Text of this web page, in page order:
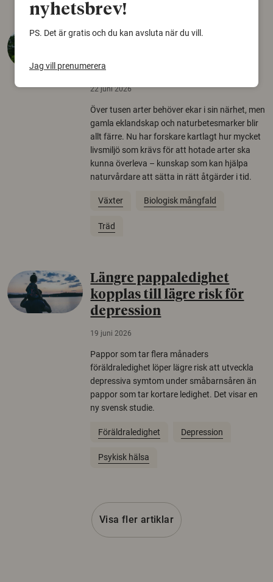
Så mycket eklandskap
arter
22 juni 2026
Över tusen arter behöver ekar i sin närhet, men
gamla eklandskap och naturbetesmarker blir
allt färre. Nu har forskare kartlagt hur mycket
livsmiljö som krävs för att hotade arter ska
kunna överleva – kunskap som kan hjälpa
naturvårdare att sätta in rätt åtgärder i tid.
Växter Biologisk mångfald
Träd
Längre pappaledighet
kopplas till lägre risk för
depression
19 juni 2026
Pappor som tar flera månaders
föräldraledighet löper lägre risk att utveckla
depressiva symtom under småbarnsåren än
pappor som tar kortare ledighet. Det visar en
ny svensk studie.
Föräldraledighet Depression
Psykisk hälsa
Visa fler artiklar
nyhetsbrev!
PS. Det är gratis och du kan avsluta när du vill.
Jag vill prenumerera